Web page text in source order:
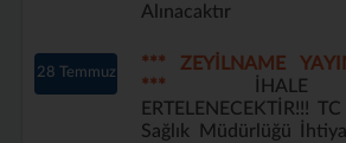
Alınacaktır
28 Temmuz
*** ZEYİLNAME
***
ERTELENECEKTİR!!!
Sağlık Müdürlüğü